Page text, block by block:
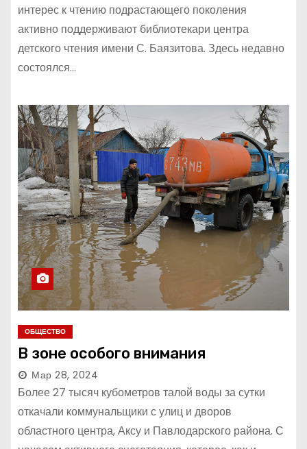
интерес к чтению подрастающего поколения
активно поддерживают библиотекари центра
детского чтения имени С. Баязитова. Здесь недавно
состоялся…
ОБЩЕСТВО
В зоне особого внимания
Мар 28, 2024
Более 27 тысяч кубометров талой воды за сутки
откачали коммунальщики с улиц и дворов
областного центра, Аксу и Павлодарского района. С